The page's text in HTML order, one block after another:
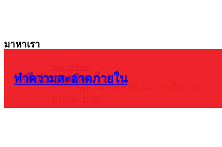
ฟิล์มกันรอยภายใน
เคลือบเซรามิค
ทำความสะอาดภายใน
มาหาเรา
20/138 หมู่ที่ 4 ตำบลเชิงเนิน อำเภอเมืองระยอง